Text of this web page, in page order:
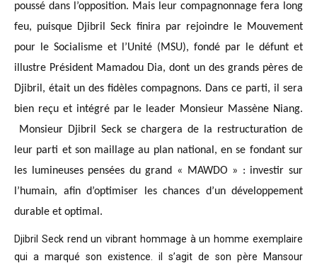
poussé dans l’opposition. Mais leur compagnonnage fera long
feu, puisque Djibril Seck finira par rejoindre le Mouvement
pour le Socialisme et l’Unité (MSU), fondé par le défunt et
illustre Président Mamadou Dia, dont un des grands pères de
Djibril, était un des fidèles compagnons. Dans ce parti, il sera
bien reçu et intégré par le leader Monsieur Massène Niang.
Monsieur Djibril Seck se chargera de la restructuration de
leur parti et son maillage au plan national, en se fondant sur
les lumineuses pensées du grand « MAWDO » : investir sur
l’humain, afin d’optimiser les chances d’un développement
durable et optimal.
Djibril Seck rend un vibrant hommage à un homme exemplaire
qui a marqué son existence. il s’agit de son père Mansour